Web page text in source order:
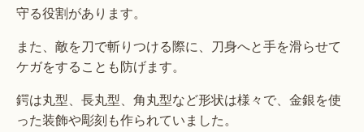
守る役割があります。
また、敵を刀で斬りつける際に、刀身へと手を滑らせて
ケガをすることも防げます。
鍔は丸型、長丸型、角丸型など形状は様々で、金銀を使
った装飾や彫刻も作られていました。